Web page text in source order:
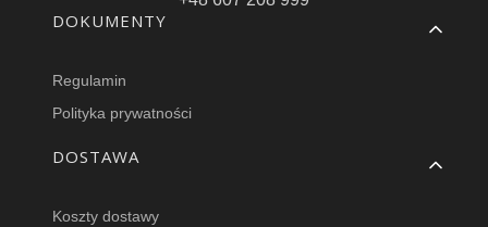
Linki w stopce
DOKUMENTY
Regulamin
Polityka prywatności
DOSTAWA
Koszty dostawy